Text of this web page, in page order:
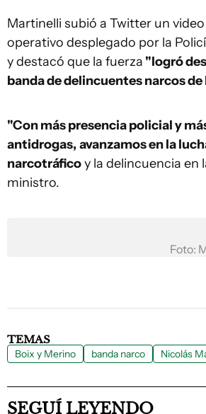
Martinelli subió a Twitter un
operativo desplegado por la
y destacó que la fuerza "logró
banda de delincuentes narcos de
"Con más presencia policial y
antidrogas, avanzamos en la
narcotráficoy la delincuencia en
ministro.
Foto:
TEMAS
Boix y Merino banda narco Nicolás
SEGUÍ LEYENDO